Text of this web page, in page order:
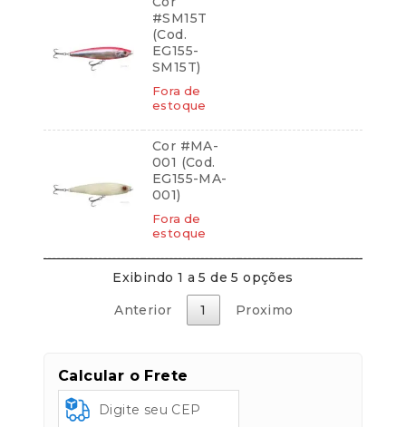
Parcelas:
21,90
sem juros
#SM15T
(Cod.
EG155-
SM15T)
Fora de
estoque
Cor #MA-
001 (Cod.
EG155-MA-
001)
Fora de
estoque
Exibindo 1 a 5 de 5 opções
Anterior 1 Proximo
Calcular o Frete